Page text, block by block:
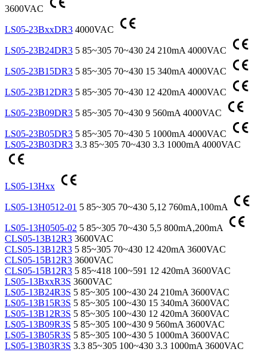
3600VAC
LS05-23BxxDR3 4000VAC
LS05-23B24DR3 5 85~305 70~430 24 210mA 4000VAC
LS05-23B15DR3 5 85~305 70~430 15 340mA 4000VAC
LS05-23B12DR3 5 85~305 70~430 12 420mA 4000VAC
LS05-23B09DR3 5 85~305 70~430 9 560mA 4000VAC
LS05-23B05DR3 5 85~305 70~430 5 1000mA 4000VAC
LS05-23B03DR3 3.3 85~305 70~430 3.3 1000mA 4000VAC
LS05-13Hxx
LS05-13H0512-01 5 85~305 70~430 5,12 760mA,100mA
LS05-13H0505-02 5 85~305 70~430 5,5 800mA,200mA
CLS05-13B12R3 3600VAC
CLS05-13B12R3 5 85~305 70~430 12 420mA 3600VAC
CLS05-15B12R3 3600VAC
CLS05-15B12R3 5 85~418 100~591 12 420mA 3600VAC
LS05-13BxxR3S 3600VAC
LS05-13B24R3S 5 85~305 100~430 24 210mA 3600VAC
LS05-13B15R3S 5 85~305 100~430 15 340mA 3600VAC
LS05-13B12R3S 5 85~305 100~430 12 420mA 3600VAC
LS05-13B09R3S 5 85~305 100~430 9 560mA 3600VAC
LS05-13B05R3S 5 85~305 100~430 5 1000mA 3600VAC
LS05-13B03R3S 3.3 85~305 100~430 3.3 1000mA 3600VAC